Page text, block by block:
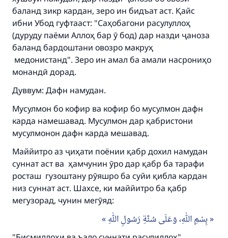
баланд зикр кардан, зеро ин бидъат аст. Қайс
ибни Убод гуфтааст: "Саҳобагони расулуллоҳ
(дуруду паёми Аллоҳ бар ӯ бод) дар назди ҷаноза
баланд бардоштани овозро макруҳ
медонистанд". Зеро ин амал ба амали насрониҳо
монандӣ дорад.
Дуввум: Дафн намудан.
Мусулмон бо кофир ва кофир бо мусулмон дафн
карда намешавад. Мусулмон дар қабристони
мусулмонон дафн карда мешавад.
Маййитро аз ҷиҳати поёнии қабр дохил намудан
суннат аст ва ҳамчунин ӯро дар қабр ба тарафи
росташ гузоштану рӯяшро ба суйи қибла кардан
низ суннат аст. Шахсе, ки маййитро ба қабр
мегузорад, чунин мегӯяд:
بِسْمِ اللهِ، وَعَلَى سُنَّةِ رَسُولِ اللهِ